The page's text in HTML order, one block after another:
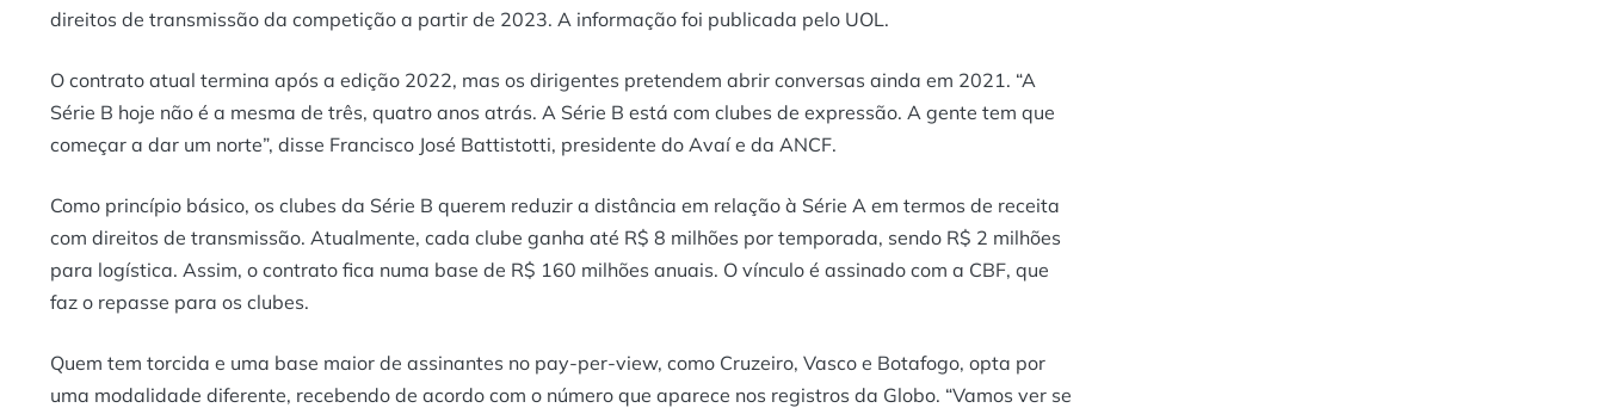
direitos de transmissão da competição a partir de 2023. A informação foi publicada pelo UOL.
O contrato atual termina após a edição 2022, mas os dirigentes pretendem abrir conversas ainda em 2021. “A
Série B hoje não é a mesma de três, quatro anos atrás. A Série B está com clubes de expressão. A gente tem que
começar a dar um norte”, disse Francisco José Battistotti, presidente do Avaí e da ANCF.
Como princípio básico, os clubes da Série B querem reduzir a distância em relação à Série A em termos de receita
com direitos de transmissão. Atualmente, cada clube ganha até R$ 8 milhões por temporada, sendo R$ 2 milhões
para logística. Assim, o contrato fica numa base de R$ 160 milhões anuais. O vínculo é assinado com a CBF, que
faz o repasse para os clubes.
Quem tem torcida e uma base maior de assinantes no pay-per-view, como Cruzeiro, Vasco e Botafogo, opta por
uma modalidade diferente, recebendo de acordo com o número que aparece nos registros da Globo. “Vamos ver se